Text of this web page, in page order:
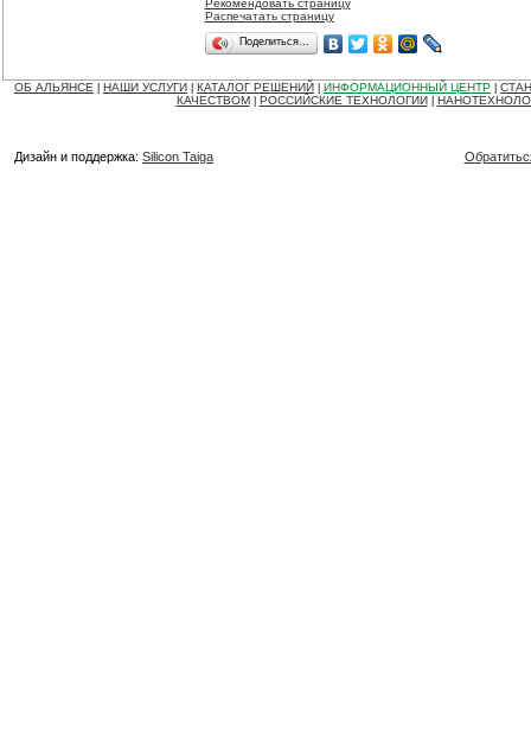
Рекомендовать страницу
Распечатать страницу
Поделиться…
ОБ АЛЬЯНСЕ НАШИ УСЛУГИ КАТАЛОГ РЕШЕНИЙ ИНФОРМАЦИОННЫЙ ЦЕНТР
КАЧЕСТВОМ
РОССИЙСКИЕ ТЕХНОЛОГИИ
Дизайн и поддержка: Silicon Taiga